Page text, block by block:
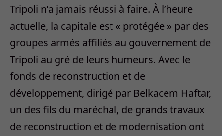
Tripoli n’a jamais réussi à faire. À l’heure
actuelle, la capitale est « protégée » par des
groupes armés affiliés au gouvernement de
Tripoli au gré de leurs humeurs. Avec le
fonds de reconstruction et de
développement, dirigé par Belkacem Haftar,
un des fils du maréchal, de grands travaux
de reconstruction et de modernisation ont